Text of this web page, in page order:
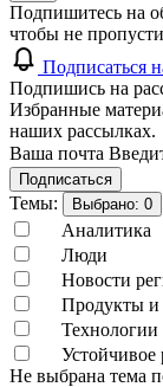
Подпишитесь на
чтобы не
Подписаться
Подпишись на
Избранные
наших рассылках.
Ваша почта
Подписаться
Темы: Выбрано: 0
Аналитика
Люди
Новости
Продукты и
Технологии
Устойчивое
Не выбрана тема